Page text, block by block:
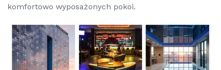
komfortowo wyposażonych pokoi.